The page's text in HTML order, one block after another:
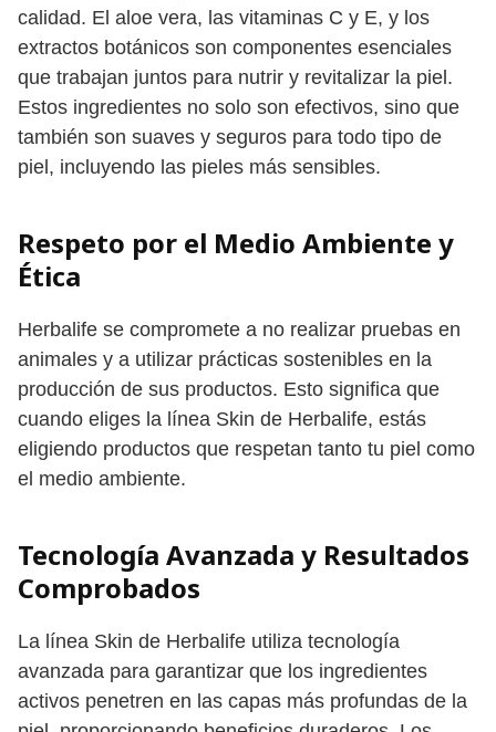
calidad. El aloe vera, las vitaminas C y E, y los
extractos botánicos son componentes esenciales
que trabajan juntos para nutrir y revitalizar la piel.
Estos ingredientes no solo son efectivos, sino que
también son suaves y seguros para todo tipo de
piel, incluyendo las pieles más sensibles.
Respeto por el Medio Ambiente y
Ética
Herbalife se compromete a no realizar pruebas en
animales y a utilizar prácticas sostenibles en la
producción de sus productos. Esto significa que
cuando eliges la línea Skin de Herbalife, estás
eligiendo productos que respetan tanto tu piel como
el medio ambiente.
Tecnología Avanzada y Resultados
Comprobados
La línea Skin de Herbalife utiliza tecnología
avanzada para garantizar que los ingredientes
activos penetren en las capas más profundas de la